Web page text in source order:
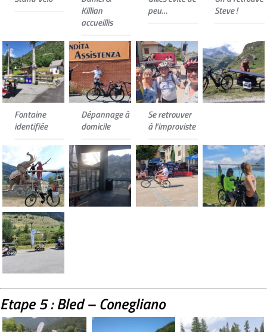
Killian
accueillis
peu…
Steve !
Fontaine
identifiée
Dépannage à
domicile
Se retrouver
à l’improviste
Etape 5 : Bled – Conegliano